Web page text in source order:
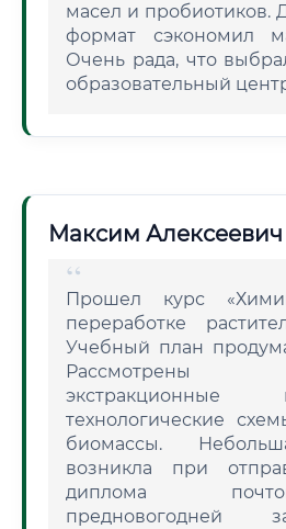
масел и пробиотиков.
формат сэкономил
Очень рада, что
образовательный
Максим Алексеевич
Прошел курс
переработке
Учебный план
Рассмотрены
технологические
биомассы.
возникла при
диплома
предновогодней